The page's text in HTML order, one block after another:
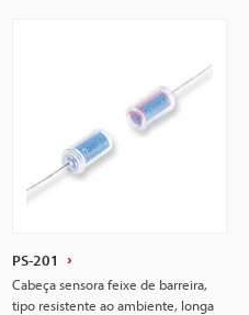
PS-201
Cabeça sensora feixe de barreira,
tipo resistente ao ambiente, longa